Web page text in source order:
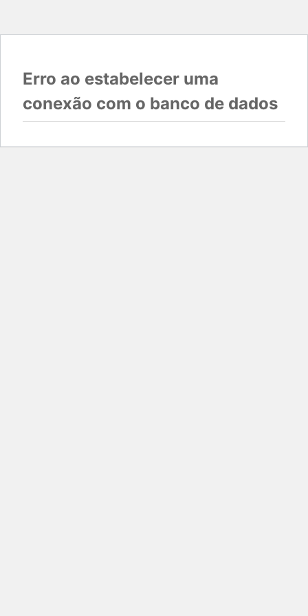
Erro ao estabelecer uma
conexão com o banco de dados